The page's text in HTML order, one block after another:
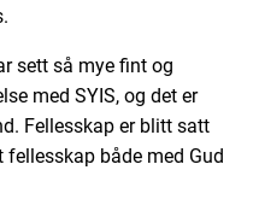
sett så mye fint og
med SYIS, og det er
Fellesskap er blitt satt
fellesskap både med Gud